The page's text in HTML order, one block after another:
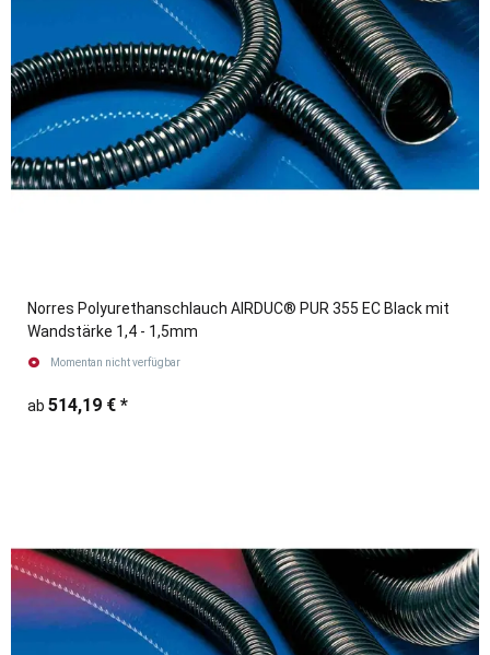
Norres Polyurethanschlauch AIRDUC® PUR 355 EC Black mit
Wandstärke 1,4 - 1,5mm
Momentan nicht verfügbar
ab 514,19 € *